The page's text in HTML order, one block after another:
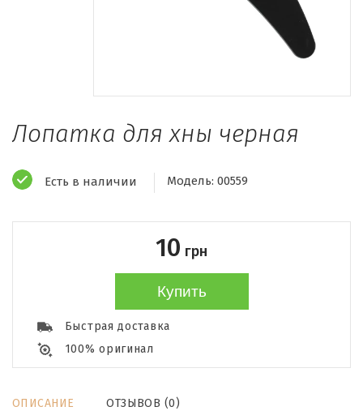
Лопатка для хны черная
Есть в наличии Модель: 00559
10 грн
Купить
Быстрая доставка
100% оригинал
ОПИСАНИЕ ОТЗЫВОВ (0)